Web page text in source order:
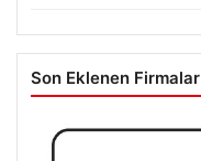
Son Eklenen Firmalar